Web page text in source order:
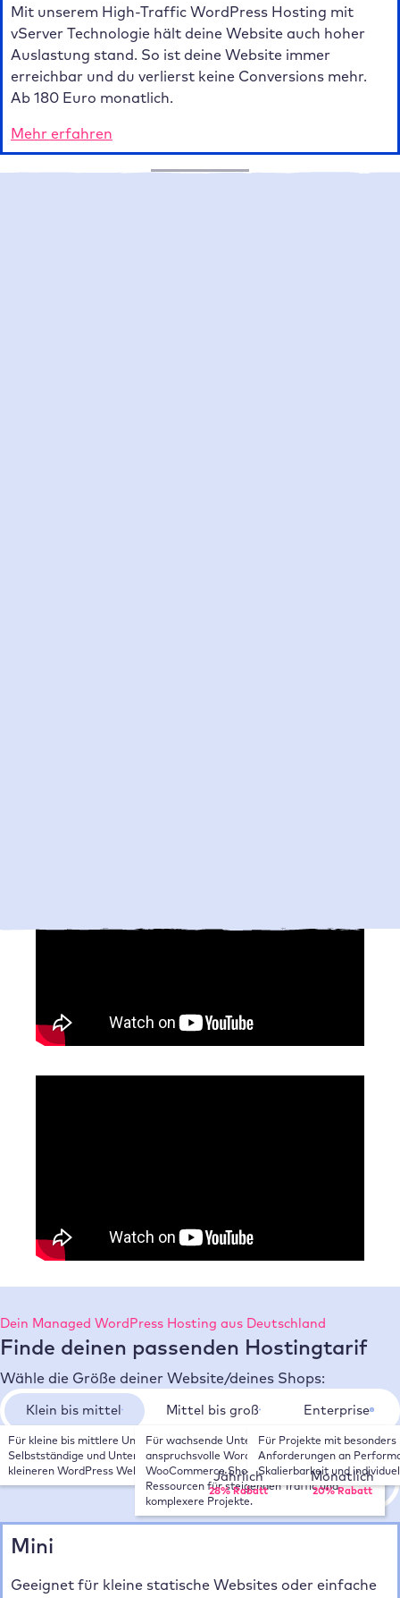
Mit unserem High-Traffic WordPress Hosting mit
vServer Technologie hält deine Website auch hoher
Auslastung stand. So ist deine Website immer
erreichbar und du verlierst keine Conversions mehr.
Ab 180 Euro monatlich.
Mehr erfahren
Dein Managed WordPress Hosting aus Deutschland
Finde deinen passenden Hostingtarif
Wähle die Größe deiner Website/deines Shops:
Klein bis mittel
Für kleine bis mittlere Unternehmen,
Selbstständige und Unternehmen mit
kleineren WordPress Websites.
Mittel bis groß
Für wachsende Unternehmen,
anspruchsvolle WordPress Websites und
WooCommerce Shops. Mehr Leistung und
Ressourcen für steigenden Traffic und
komplexere Projekte.
Enterprise
Für Projekte mit besonders
Anforderungen an
Skalierbarkeit und
Wähle deinen Zahlungsrhythmus:
Jährlich
28% Rabatt
Monatlich
20% Rabatt
Mini
Geeignet für kleine statische Websites oder einfache